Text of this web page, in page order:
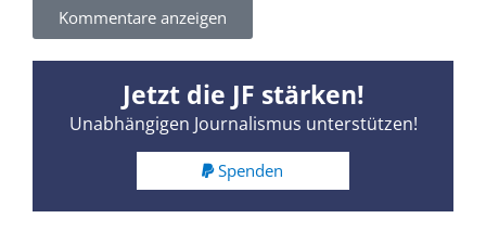
Kommentare anzeigen
Jetzt die JF stärken!
Unabhängigen Journalismus unterstützen!
Spenden